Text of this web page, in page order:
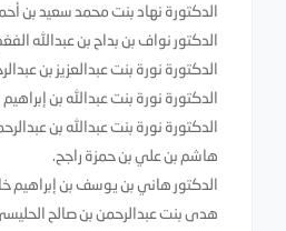
الدكتورة نهاد بنت محمد سعيد بن
الدكتور نواف بن بداح بن عبدالله
الدكتورة نورة بنت عبدالعزيز بن
الدكتورة نورة بنت عبدالله بن
الدكتورة نورة بنت عبدالله بن
هاشم بن علي بن حمزة راجح.
الدكتور هاني بن يوسف بن
هدى بنت عبدالرحمن بن صالح